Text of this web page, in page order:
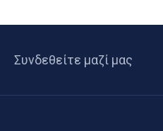
Συνδεθείτε μαζί μας